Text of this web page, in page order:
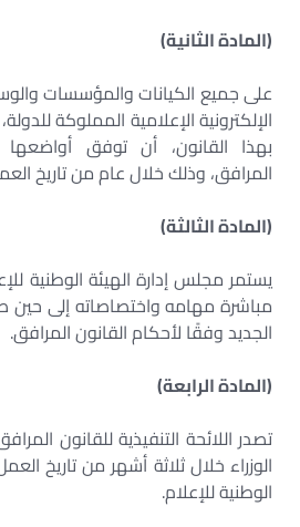
(المادة الثانية)
على جميع الكيانات والمؤسسات
الإلكترونية الإعلامية المملوكة
بهذا القانون، أن توفق أواضعها
المرافق، وذلك خلال عام من تاريخ
(المادة الثالثة)
يستمر مجلس إدارة الهيئة الوطنية
مباشرة مهامه واختصاصاته إلى حين
الجديد وفقًا لأحكام القانون المرافق.
(المادة الرابعة)
تصدر اللائحة التنفيذية للقانون
الوزراء خلال ثلاثة أشهر من تاريخ
الوطنية للإعلام.